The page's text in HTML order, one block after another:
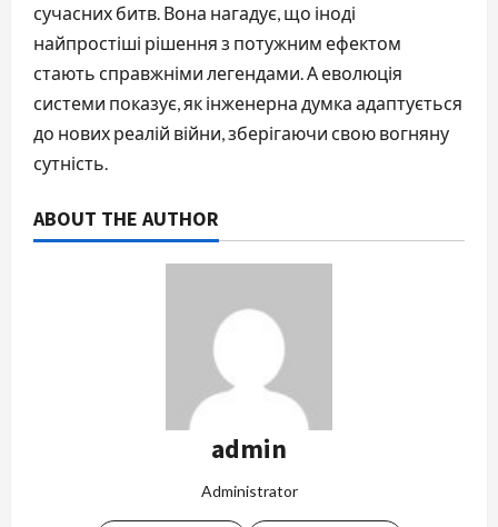
сучасних битв. Вона нагадує, що іноді
найпростіші рішення з потужним ефектом
стають справжніми легендами. А еволюція
системи показує, як інженерна думка адаптується
до нових реалій війни, зберігаючи свою вогняну
сутність.
ABOUT THE AUTHOR
admin
Administrator